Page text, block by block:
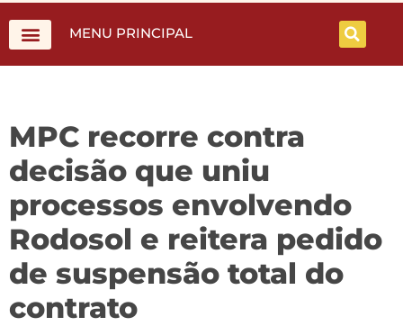
MENU PRINCIPAL
MPC recorre contra
decisão que uniu
processos envolvendo
Rodosol e reitera pedido
de suspensão total do
contrato